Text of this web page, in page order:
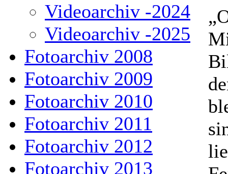
Videoarchiv -2024
Videoarchiv -2025
Fotoarchiv 2008
Fotoarchiv 2009
Fotoarchiv 2010
Fotoarchiv 2011
Fotoarchiv 2012
Fotoarchiv 2013